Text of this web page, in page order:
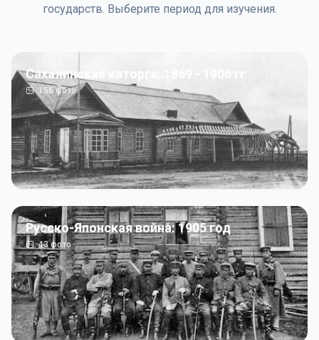
государств. Выберите период для изучения.
Сахалинская каторга: 1869 - 1906 гг
156фото
Русско-Японская война: 1905 год
43фото